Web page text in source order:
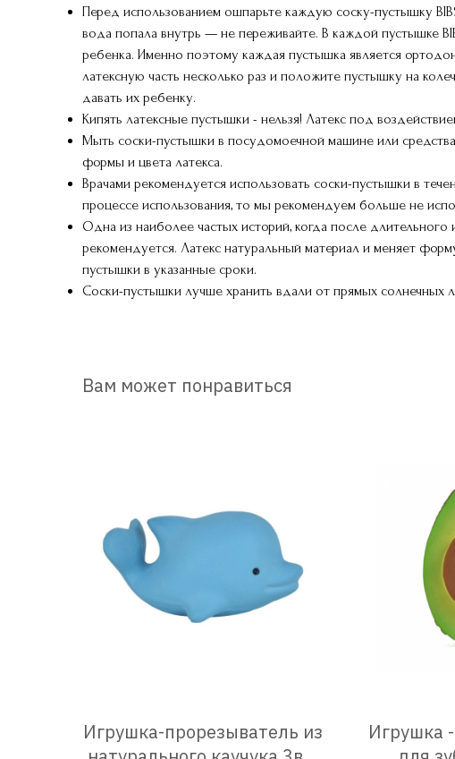
Перед использованием ошпарьте каждую соску-пустышку
вода попала внутрь — не переживайте. В каждой пустышке
ребенка. Именно поэтому каждая пустышка является
латексную часть несколько раз и положите пустышку на
давать их ребенку.
Кипять латексные пустышки - нельзя! Латекс под
Мыть соски-пустышки в посудомоечной машине или
формы и цвета латекса.
Врачами рекомендуется использовать соски-пустышки в
процессе использования, то мы рекомендуем больше не
Одна из наиболее частых историй, когда после
рекомендуется. Латекс натуральный материал и меняет
пустышки в указанные сроки.
Соски-пустышки лучше хранить вдали от прямых солнечных
Вам может понравиться
Игрушка-прорезыватель из
Игрушка